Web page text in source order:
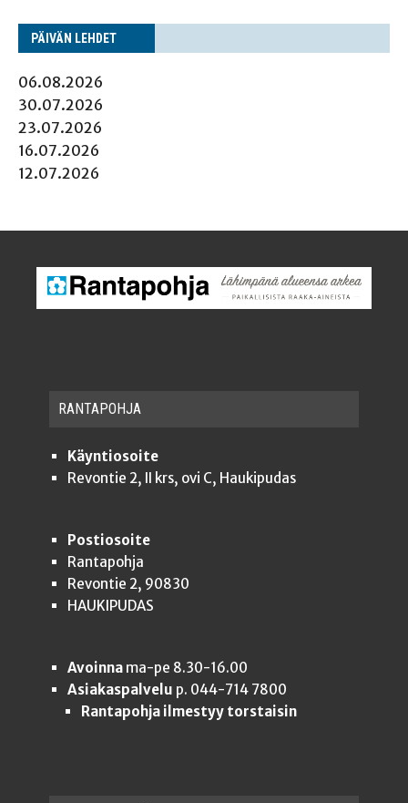
PÄI­VÄN LEHDET
06.08.2026
30.07.2026
23.07.2026
16.07.2026
12.07.2026
RAN­TA­POH­JA
Käyntiosoite
Revontie 2, II krs, ovi C, Haukipudas
Postiosoite
Rantapohja
Revontie 2, 90830
HAUKIPUDAS
Avoinnama-pe 8.30-16.00
Asiakaspalvelu p. 044-714 7800
Rantapohja ilmestyy torstaisin